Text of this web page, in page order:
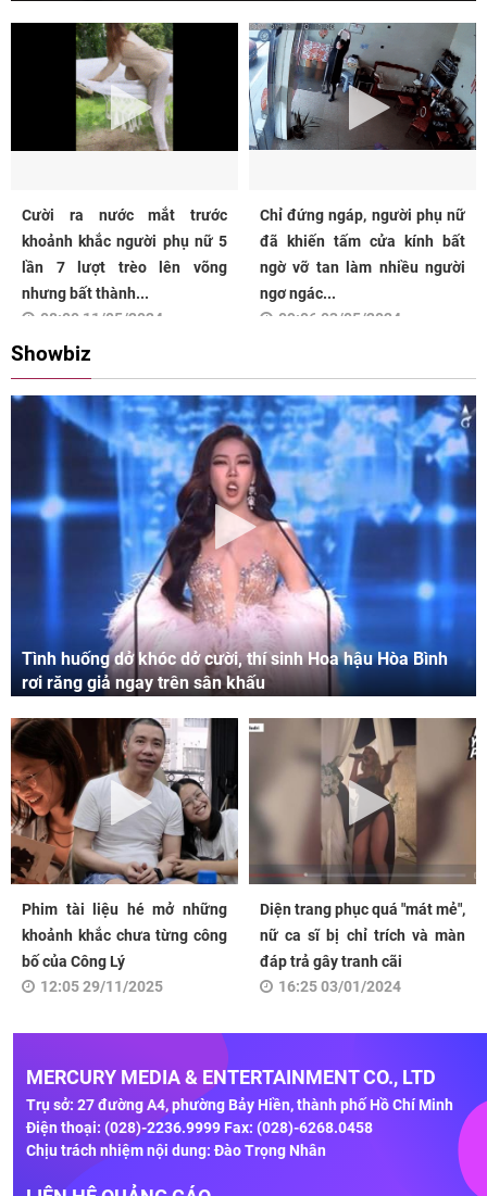
Cười ra nước mắt trước
khoảnh khắc người phụ nữ 5
lần 7 lượt trèo lên võng
nhưng bất thành...
08:00 11/05/2024
Chỉ đứng ngáp, người phụ nữ
đã khiến tấm cửa kính bất
ngờ vỡ tan làm nhiều người
ngơ ngác...
09:06 03/05/2024
Showbiz
Tình huống dở khóc dở cười, thí sinh Hoa hậu Hòa Bình
rơi răng giả ngay trên sân khấu
Phim tài liệu hé mở những
khoảnh khắc chưa từng công
bố của Công Lý
12:05 29/11/2025
Diện trang phục quá "mát mẻ",
nữ ca sĩ bị chỉ trích và màn
đáp trả gây tranh cãi
16:25 03/01/2024
MERCURY MEDIA & ENTERTAINMENT CO., LTD
Trụ sở: 27 đường A4, phường Bảy Hiền, thành phố Hồ Chí Minh
Điện thoại: (028)-2236.9999 Fax: (028)-6268.0458
Chịu trách nhiệm nội dung: Đào Trọng Nhân